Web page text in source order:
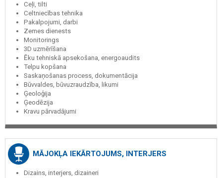
Ceļi, tilti
Celtniecības tehnika
Pakalpojumi, darbi
Zemes dienests
Monitorings
3D uzmērīšana
Ēku tehniskā apsekošana, energoaudits
Telpu kopšana
Saskaņošanas process, dokumentācija
Būvvaldes, būvuzraudzība, likumi
Ģeoloģija
Ģeodēzija
Kravu pārvadājumi
MĀJOKĻA IEKĀRTOJUMS, INTERJERS
Dizains, interjers, dizaineri